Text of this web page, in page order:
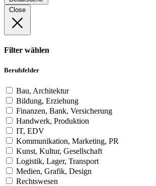
Close
Filter wählen
Berufsfelder
Bau, Architektur
Bildung, Erziehung
Finanzen, Bank, Versicherung
Handwerk, Produktion
IT, EDV
Kommunikation, Marketing, PR
Kunst, Kultur, Gesellschaft
Logistik, Lager, Transport
Medien, Grafik, Design
Rechtswesen